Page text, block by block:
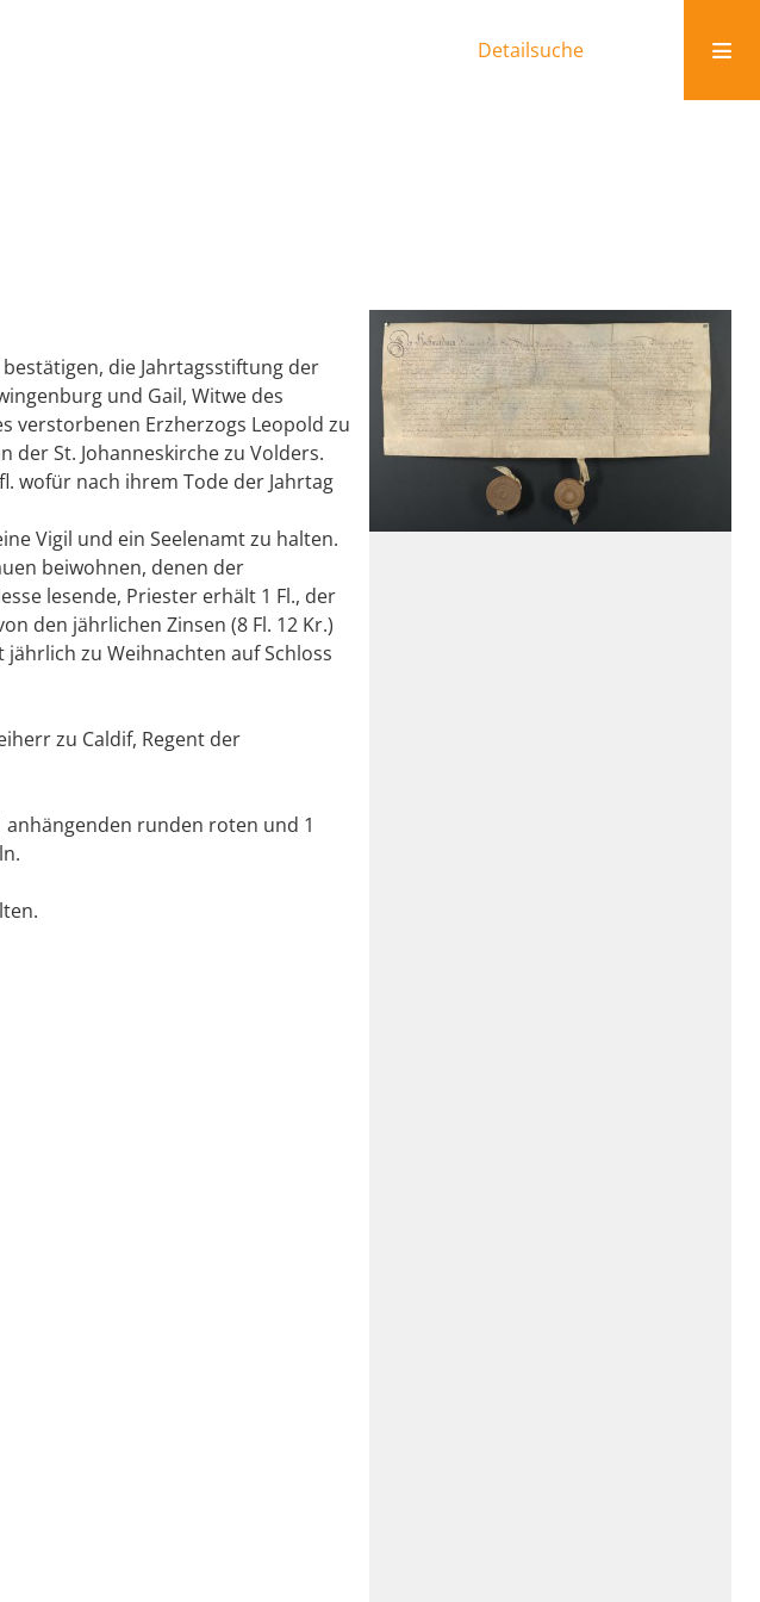
Detailsuche
die Jahrtagsstiftung der
und Gail, Witwe des
verstorbenen Erzherzogs Leopold zu
der St. Johanneskirche zu Volders.
wofür nach ihrem Tode der Jahrtag
Vigil und ein Seelenamt zu halten.
beiwohnen, denen der
lesende, Priester erhält 1 Fl., der
den jährlichen Zinsen (8 Fl. 12 Kr.)
zu Weihnachten auf Schloss
zu Caldif, Regent der
anhängenden runden roten und 1